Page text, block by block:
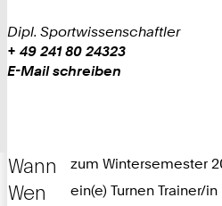
Dipl. Sportwissenschaftler
Work
Telefon:
+
1
8
+ 49 241 80 24323
Work
E-Mail schreiben
Wann zum Wintersemester
Wen ein(e) Turnen Trainer/in